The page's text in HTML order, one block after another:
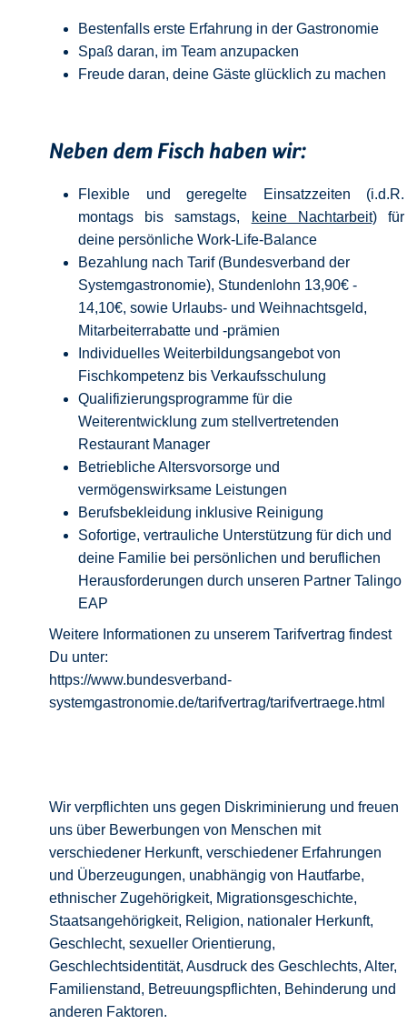
Bestenfalls erste Erfahrung in der Gastronomie
Spaß daran, im Team anzupacken
Freude daran, deine Gäste glücklich zu machen
Neben dem Fisch haben wir:
Flexible und geregelte Einsatzzeiten (i.d.R.
montags bis samstags,
keine Nachtarbeit)für
deine persönliche Work-Life-Balance
Bezahlung nach Tarif (Bundesverband der
Systemgastronomie), Stundenlohn 13,90€ -
14,10€, sowie Urlaubs- und Weihnachtsgeld,
Mitarbeiterrabatte und -prämien
Individuelles Weiterbildungsangebot von
Fischkompetenz bis Verkaufsschulung
Qualifizierungsprogramme für die
Weiterentwicklung zum stellvertretenden
Restaurant Manager
Betriebliche Altersvorsorge und
vermögenswirksame Leistungen
Berufsbekleidung inklusive Reinigung
Sofortige, vertrauliche Unterstützung für dich und
deine Familie bei persönlichen und beruflichen
Herausforderungen durch unseren Partner Talingo
EAP
Weitere Informationen zu unserem Tarifvertrag findest
Du unter:
https://www.bundesverband-
systemgastronomie.de/tarifvertrag/tarifvertraege.html
Wir verpflichten uns gegen Diskriminierung und freuen
uns über Bewerbungen von Menschen mit
verschiedener Herkunft, verschiedener Erfahrungen
und Überzeugungen, unabhängig von Hautfarbe,
ethnischer Zugehörigkeit, Migrationsgeschichte,
Staatsangehörigkeit, Religion, nationaler Herkunft,
Geschlecht, sexueller Orientierung,
Geschlechtsidentität, Ausdruck des Geschlechts, Alter,
Familienstand, Betreuungspflichten, Behinderung und
anderen Faktoren.